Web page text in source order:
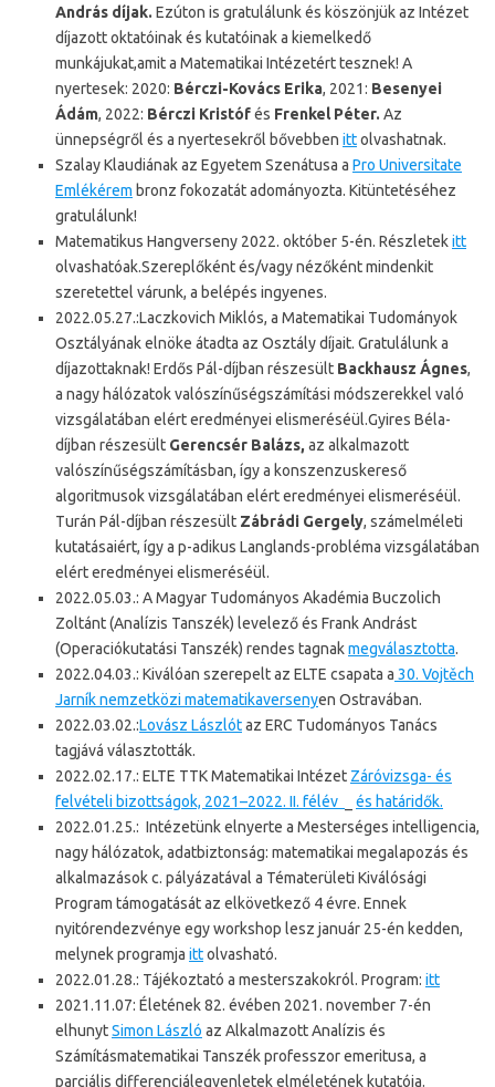
András díjak. Ezúton is gratulálunk és köszönjük az Intézet
díjazott oktatóinak és kutatóinak a kiemelkedő
munkájukat,amit a Matematikai Intézetért tesznek! A
nyertesek: 2020: Bérczi-Kovács Erika, 2021: Besenyei
Ádám, 2022: Bérczi Kristófés Frenkel Péter. Az
ünnepségről és a nyertesekről bővebben ittolvashatnak.
Szalay Klaudiának az Egyetem Szenátusa a Pro Universitate
Emlékérem bronz fokozatát adományozta. Kitüntetéséhez
gratulálunk!
Matematikus Hangverseny 2022. október 5-én. Részletekitt
olvashatóak.Szereplőként és/vagy nézőként mindenkit
szeretettel várunk, a belépés ingyenes.
2022.05.27.:Laczkovich Miklós, a Matematikai Tudományok
Osztályának elnöke átadta az Osztály díjait. Gratulálunk a
díjazottaknak! Erdős Pál-díjban részesült Backhausz Ágnes,
a nagy hálózatok valószínűségszámítási módszerekkel való
vizsgálatában elért eredményei elismeréséül.Gyires Béla-
díjban részesült Gerencsér Balázs, az alkalmazott
valószínűségszámításban, így a konszenzuskereső
algoritmusok vizsgálatában elért eredményei elismeréséül.
Turán Pál-díjban részesült Zábrádi Gergely, számelméleti
kutatásaiért, így a p-adikus Langlands-probléma vizsgálatában
elért eredményei elismeréséül.
2022.05.03.: A Magyar Tudományos Akadémia Buczolich
Zoltánt (Analízis Tanszék) levelező és Frank Andrást
(Operaciókutatási Tanszék) rendes tagnakmegválasztotta.
2022.04.03.: Kiválóan szerepelt az ELTE csapata a 30. Vojtěch
Jarník nemzetközi matematikaversenyen Ostravában.
2022.03.02.:Lovász Lászlótaz ERC Tudományos Tanács
tagjává választották.
2022.02.17.: ELTE TTK Matematikai Intézet Záróvizsga- és
felvételi bizottságok, 2021–2022. II. félév
és határidők.
2022.01.25.: Intézetünk elnyerte a Mesterséges intelligencia,
nagy hálózatok, adatbiztonság: matematikai megalapozás és
alkalmazások c. pályázatával a Tématerületi Kiválósági
Program támogatását az elkövetkező 4 évre. Ennek
nyitórendezvénye egy workshop lesz január 25-én kedden,
melynek programja ittolvasható.
2022.01.28.: Tájékoztató a mesterszakokról. Program: itt
2021.11.07: Életének 82. évében 2021. november 7-én
elhunytSimon László az Alkalmazott Analízis és
Számításmatematikai Tanszék professzor emeritusa, a
parciális differenciálegyenletek elméletének kutatója.